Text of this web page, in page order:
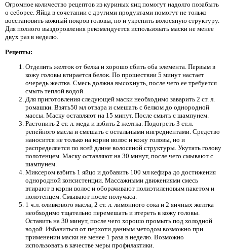
Огромное количество рецептов из куриных яиц помогут надолго позабыть
о себорее. Яйца в сочетании с другими продуктами помогут не только
восстановить кожный покров головы, но и укрепить волосяную структуру.
Для полного выздоровления рекомендуется использовать маски не менее
двух раз в неделю.
Рецепты:
Отделить желток от белка и хорошо сбить оба элемента. Первым в
кожу головы втирается белок. По прошествии 5 минут настает
очередь желтка. Смесь должна высохнуть, после чего ее требуется
смыть теплой водой.
Для приготовления следующей маски необходимо заварить 2 ст. л.
ромашки. Взять50 мл отвара и смешать с белком до однородной
массы. Маску оставляют на 15 минут. После смыть с шампунем.
Растопить 2 ст. л. меда и взбить 2 желтка. Подогреть 3 ст.л.
репейного масла и смешать с остальными ингредиентами. Средство
наносится не только на корни волос и кожу головы, но и
распределяется по всей длине волосяной структуры. Укутать голову
полотенцем. Маску оставляют на 30 минут, после чего смывают с
шампунем.
Миксером взбить 1 яйцо и добавить 100 мл кефира до достижения
однородной консистенции. Массажными движениями смесь
втирают в корни волос и оборачивают полиэтиленовым пакетом и
полотенцем. Смывают после получаса.
1 ч.л. оливкового масла, 2 ст. л. лимонного сока и 2 яичных желтка
необходимо тщательно перемешать и втереть в кожу головы.
Оставить на 30 минут, после чего хорошо промыть под холодной
водой. Избавиться от перхоти данным методом возможно при
применении маски не менее 1 раза в неделю. Возможно
использовать в качестве меры профилактики.